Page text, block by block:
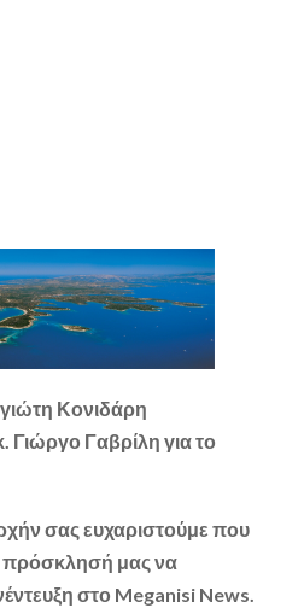
Κονιδάρη
Γαβρίλη για το
σας ευχαριστούμε που
πρόσκλησή μας να
στο Meganisi News.